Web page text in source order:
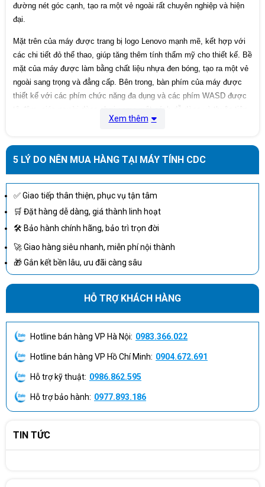
đường nét góc cạnh, tạo ra một vẻ ngoài rất chuyên nghiệp và hiện
đại.
Mặt trên của máy được trang bị logo Lenovo mạnh mẽ, kết hợp với
các chi tiết đỏ thể thao, giúp tăng thêm tính thẩm mỹ cho thiết kế. Bề
mặt của máy được làm bằng chất liệu nhựa đen bóng, tạo ra một vẻ
ngoài sang trọng và đẳng cấp. Bên trong, bàn phím của máy được
thiết kế với các phím chức năng đa dụng và các phím WASD được
Đèn nền bàn phím cũng giúp người dùng dễ dàng sử dụng trong điều
Xem thêm
5 LÝ DO NÊN MUA HÀNG TẠI MÁY TÍNH CDC
✅ Giao tiếp thân thiện, phục vụ tận tâm
🛒 Đặt hàng dễ dàng, giá thành linh hoạt
🛠 Bảo hành chính hãng, bảo trì trọn đời
🚀 Giao hàng siêu nhanh, miễn phí nội thành
🎁 Gắn kết bền lâu, ưu đãi càng sâu
HỖ TRỢ KHÁCH HÀNG
Hotline bán hàng VP Hà Nội: 0983.366.022
Hotline bán hàng VP Hồ Chí Minh: 0904.672.691
Hỗ trợ kỹ thuật: 0986.862.595
Hỗ trợ bảo hành: 0977.893.186
TIN TỨC